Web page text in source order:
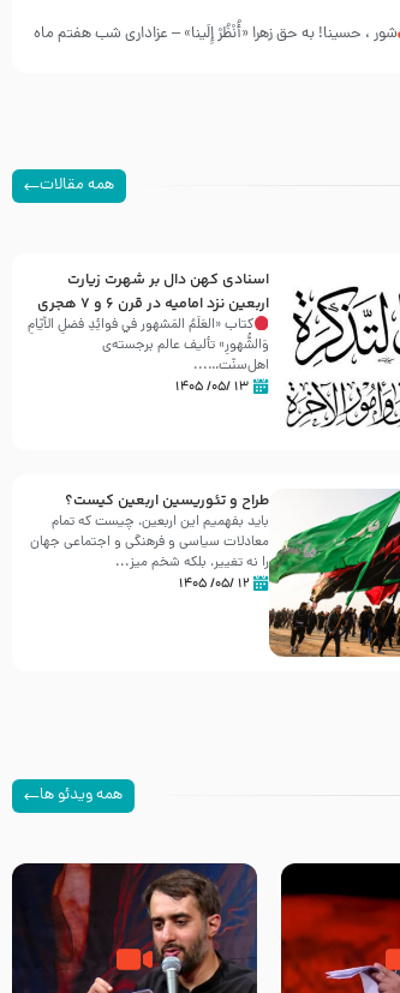
شور ، حسینا! به‌ حق زهرا «أُنْظُرْ إِلَینا» – عزاداری شب هفتم ماه
همه مقالات
اسنادی کهن دال بر شهرت زیارت
اربعین نزد امامیه در قرن ۶ و ۷ هجری
کتاب «العَلَمُ المَشهور في فَوائِدِ فَضلِ الأيّامِ
وَالشُّهورِ» تألیف عالم برجسته‌ی
اهل‌سنّت…...
۱۳ /۰۵/ ۱۴۰۵
طراح و تئوریسین اربعین کیست؟
باید بفهمیم این اربعین، چیست که تمام
معادلات سیاسی و فرهنگی و اجتماعی جهان
را نه تغییر، بلکه شخم میز...
۱۲ /۰۵/ ۱۴۰۵
همه ویدئو ها